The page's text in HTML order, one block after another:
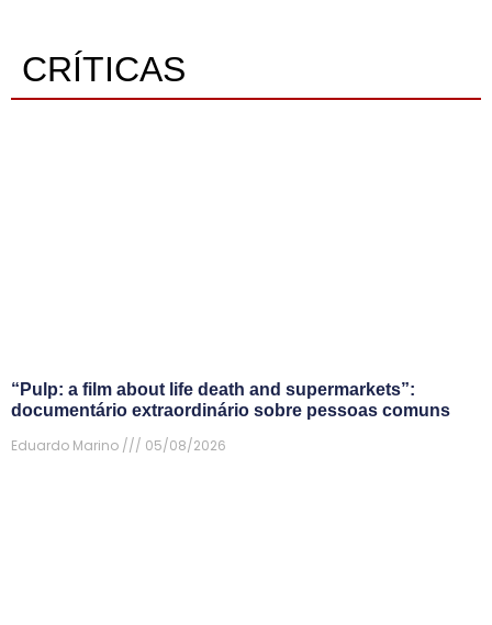
CRÍTICAS
“Pulp: a film about life death and supermarkets”:
documentário extraordinário sobre pessoas comuns
Eduardo Marino
05/08/2026